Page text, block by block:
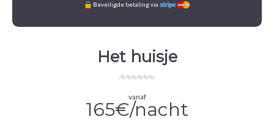
Beveiligde betaling via
Het huisje
vanaf
165€/nacht